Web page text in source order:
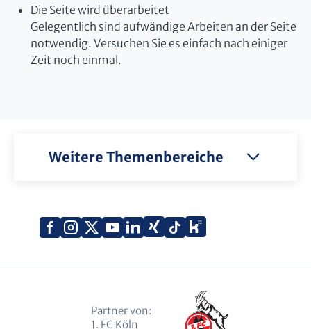
Die Seite wird überarbeitet
Gelegentlich sind aufwändige Arbeiten an der Seite
notwendig. Versuchen Sie es einfach nach einiger
Zeit noch einmal.
Weitere Themenbereiche
Facebook
Instagram
X
YouTube
LinkedIn
Xing TiktokKununu
Partner von:
1. FC Köln